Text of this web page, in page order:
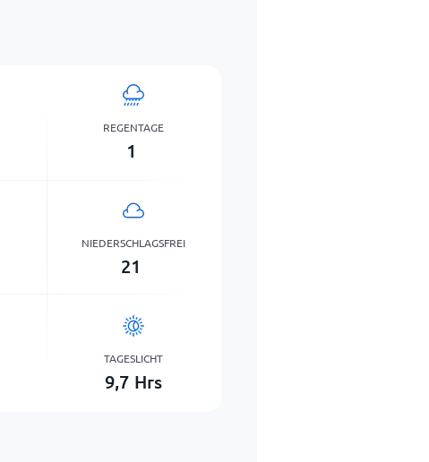
REGENTAGE
1
NIEDERSCHLAGSFREI
21
TAGESLICHT
9,7 Hrs